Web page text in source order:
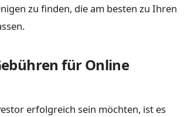
zu finden, die am besten zu Ihren
für Online
erfolgreich sein möchten, ist es